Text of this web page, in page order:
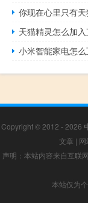
你现在心里只有
天猫精灵怎么加
小米智能家电怎么
Copyright © 2012 - 2026
文章 |
声明：本站内容来自互联
本站仅为